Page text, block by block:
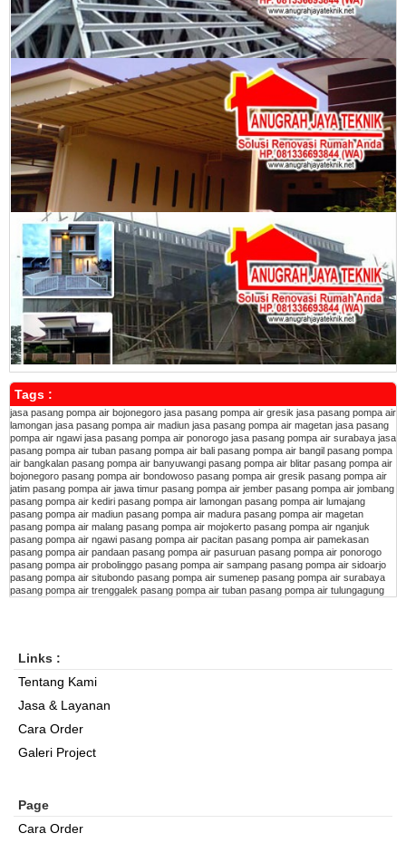
Tags :
jasa pasang pompa air bojonegoro jasa pasang pompa air gresik jasa pasang pompa air
lamongan jasa pasang pompa air madiun jasa pasang pompa air magetan jasa pasang
pompa air ngawi jasa pasang pompa air ponorogo jasa pasang pompa air surabaya jasa
pasang pompa air tuban pasang pompa air bali pasang pompa air bangil pasang pompa
air bangkalan pasang pompa air banyuwangi pasang pompa air blitar pasang pompa air
bojonegoro pasang pompa air bondowoso pasang pompa air gresik pasang pompa air
jatim pasang pompa air jawa timur pasang pompa air jember pasang pompa air jombang
pasang pompa air kediri pasang pompa air lamongan pasang pompa air lumajang
pasang pompa air madiun pasang pompa air madura pasang pompa air magetan
pasang pompa air malang pasang pompa air mojokerto pasang pompa air nganjuk
pasang pompa air ngawi pasang pompa air pacitan pasang pompa air pamekasan
pasang pompa air pandaan pasang pompa air pasuruan pasang pompa air ponorogo
pasang pompa air probolinggo pasang pompa air sampang pasang pompa air sidoarjo
pasang pompa air situbondo pasang pompa air sumenep pasang pompa air surabaya
pasang pompa air trenggalek pasang pompa air tuban pasang pompa air tulungagung
Links :
Tentang Kami
Jasa & Layanan
Cara Order
Galeri Project
Page
Cara Order